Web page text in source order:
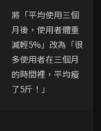
將「平均使用三個
月後，使用者體重
減輕5%」改為「很
多使用者在三個月
的時間裡，平均瘦
了5斤！」